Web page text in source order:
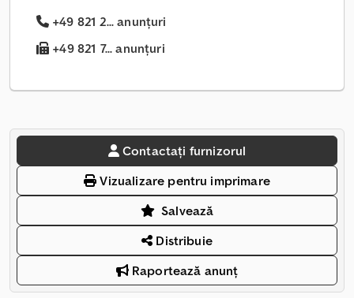
+49 821 2... anunțuri
+49 821 7... anunțuri
Contactați furnizorul
Vizualizare pentru imprimare
Salvează
Distribuie
Raportează anunț